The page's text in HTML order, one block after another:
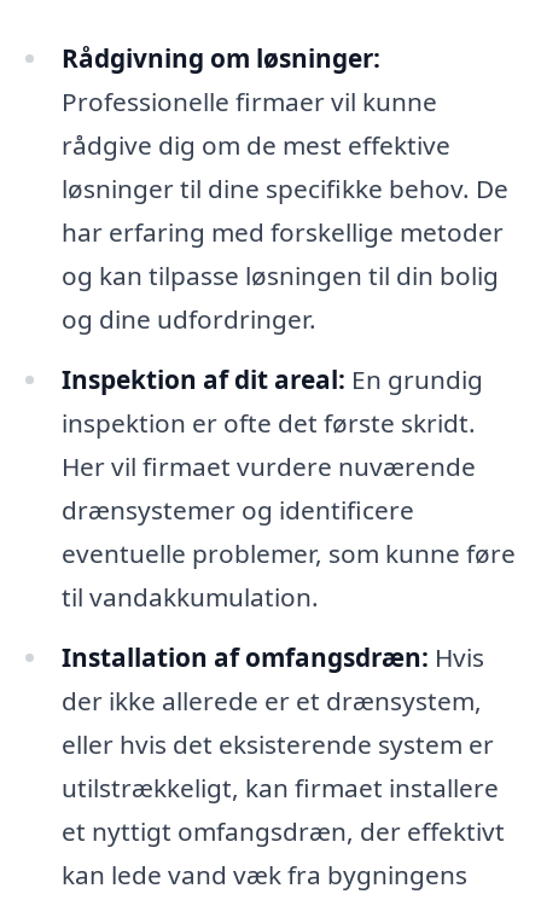
Rådgivning om løsninger:
Professionelle firmaer vil kunne
rådgive dig om de mest effektive
løsninger til dine specifikke behov. De
har erfaring med forskellige metoder
og kan tilpasse løsningen til din bolig
og dine udfordringer.
Inspektion af dit areal: En grundig
inspektion er ofte det første skridt.
Her vil firmaet vurdere nuværende
drænsystemer og identificere
eventuelle problemer, som kunne føre
til vandakkumulation.
Installation af omfangsdræn: Hvis
der ikke allerede er et drænsystem,
eller hvis det eksisterende system er
utilstrækkeligt, kan firmaet installere
et nyttigt omfangsdræn, der effektivt
kan lede vand væk fra bygningens